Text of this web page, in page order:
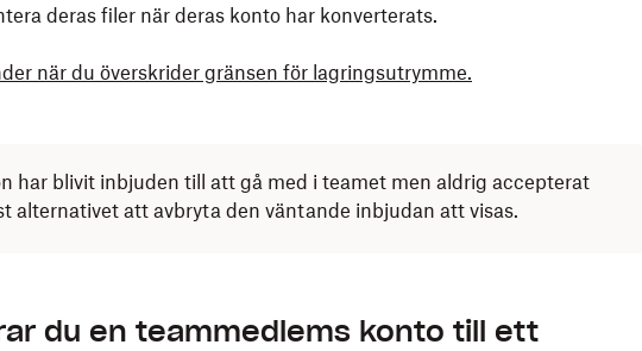
deras filer när deras konto har konverterats.
när du överskrider gränsen för lagringsutrymme.
har blivit inbjuden till att gå med i teamet men aldrig accepterat
alternativet att avbryta den väntande inbjudan att visas.
du en teammedlems konto till ett